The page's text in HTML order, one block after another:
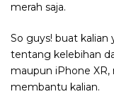
merah saja.
So guys! buat
tentang kelebihan
maupun iPhone XR,
membantu kalian.